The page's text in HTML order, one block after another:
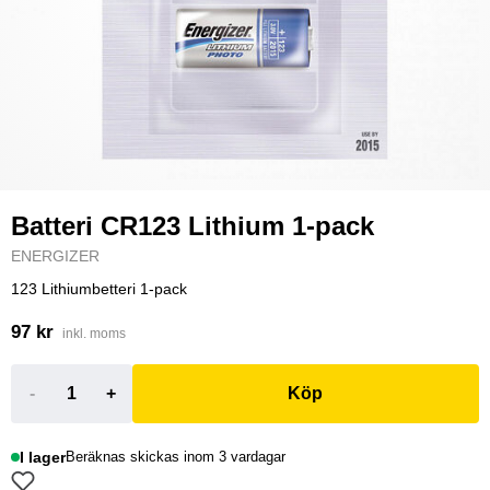
Batteri CR123 Lithium 1-pack
ENERGIZER
123 Lithiumbetteri 1-pack
97 kr inkl. moms
- + Köp
I lagerBeräknas skickas inom 3 vardagar